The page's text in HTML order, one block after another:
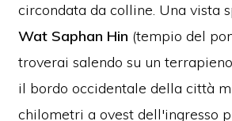
circondata da colline. Una vista
Wat Saphan Hin (tempio del
troverai salendo su un
il bordo occidentale della città
chilometri a ovest dell'ingresso